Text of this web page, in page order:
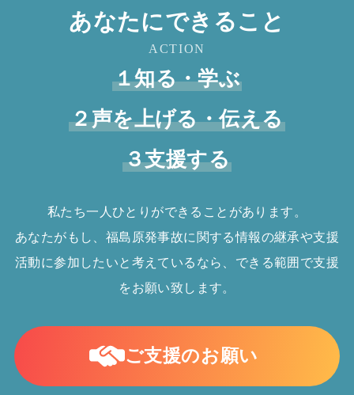
あなたにできること
ACTION
１知る・学ぶ
２声を上げる・伝える
３支援する
私たち一人ひとりができることがあります。
あなたがもし、福島原発事故に関する情報の継承や支援
活動に参加したいと考えているなら、できる範囲で支援
をお願い致します。
ご支援のお願い